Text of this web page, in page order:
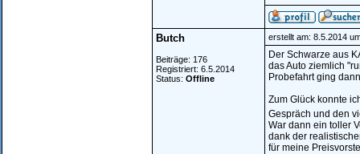
Butch
Beiträge: 176
Registriert: 6.5.2014
Status: Offline
erstellt am: 8.5.2014
Der Schwarze aus
das Auto ziemlich
Probefahrt ging
Zum Glück konnte
Gespräch und den
War dann ein toller
dank der
für meine